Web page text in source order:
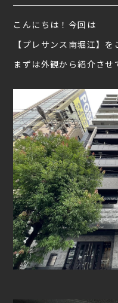
こんにちは！今回は
【プレサンス南堀江】
まずは外観から紹介させ